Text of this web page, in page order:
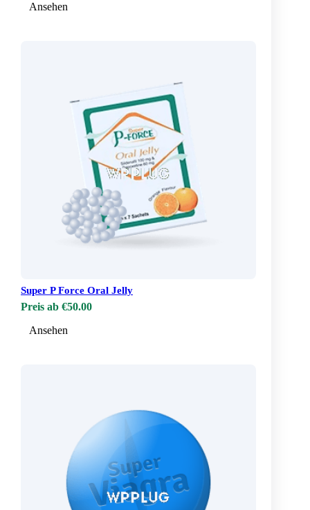
Ansehen
Super P Force Oral Jelly
Preis ab €50.00
Ansehen